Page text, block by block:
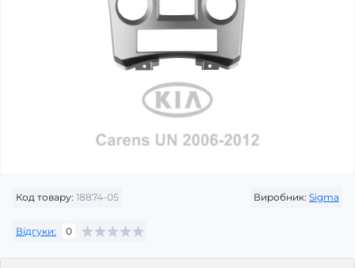
Код товару: 18874-05 Виробник: Sigma
Відгуки: 0